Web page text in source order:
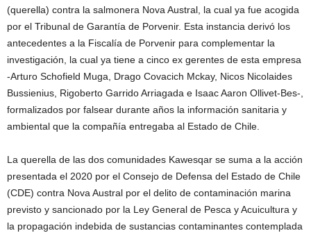
(querella) contra la salmonera Nova Austral, la cual ya fue acogida
por el Tribunal de Garantía de Porvenir. Esta instancia derivó los
antecedentes a la Fiscalía de Porvenir para complementar la
investigación, la cual ya tiene a cinco ex gerentes de esta empresa
-Arturo Schofield Muga, Drago Covacich Mckay, Nicos Nicolaides
Bussienius, Rigoberto Garrido Arriagada e Isaac Aaron Ollivet-Bes-,
formalizados por falsear durante años la información sanitaria y
ambiental que la compañía entregaba al Estado de Chile.
La querella de las dos comunidades Kawesqar se suma a la acción
presentada el 2020 por el Consejo de Defensa del Estado de Chile
(CDE) contra Nova Austral por el delito de contaminación marina
previsto y sancionado por la Ley General de Pesca y Acuicultura y
la propagación indebida de sustancias contaminantes contemplada